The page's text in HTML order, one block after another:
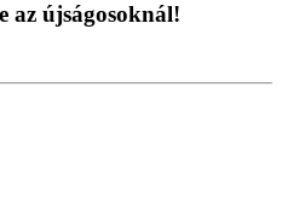
az újságosoknál!